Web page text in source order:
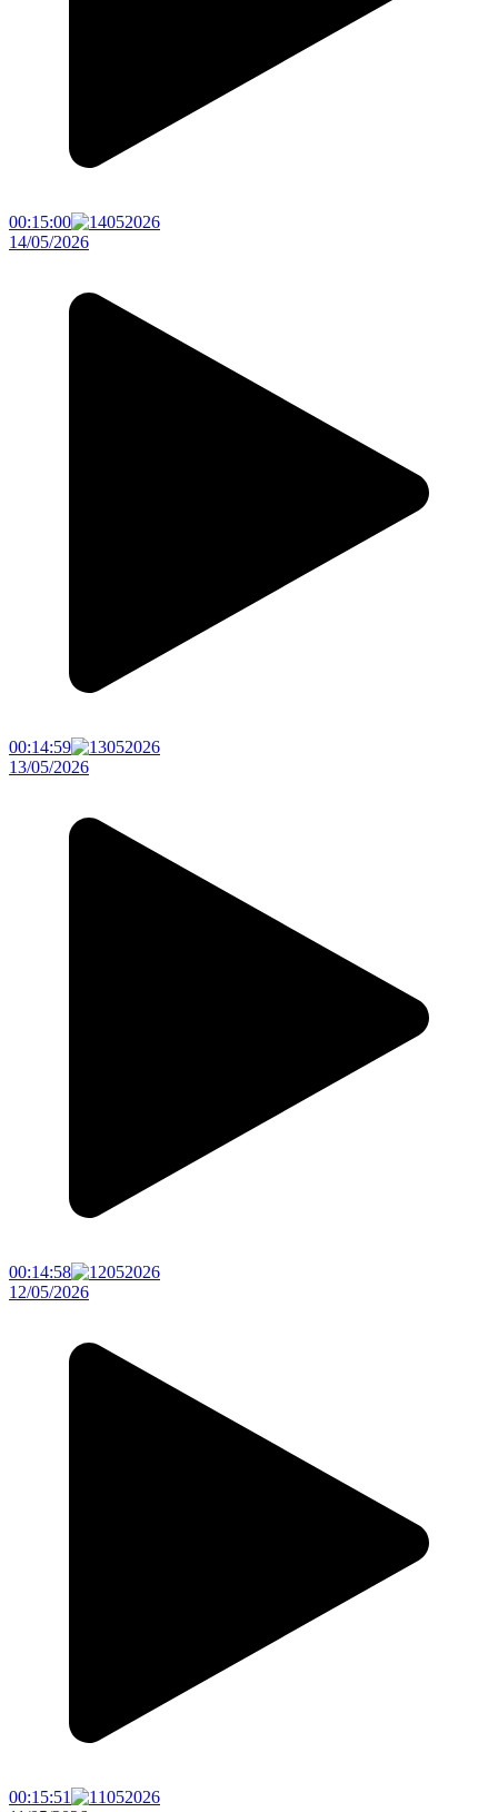
00:15:00
14/05/2026
00:14:59
13/05/2026
00:14:58
12/05/2026
00:15:51